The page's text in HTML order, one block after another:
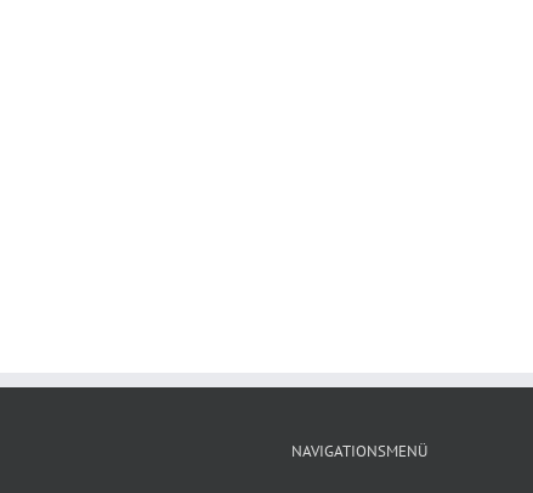
NAVIGATIONSMENÜ